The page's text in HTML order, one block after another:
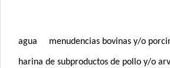
agua menudencias bovinas y/o
harina de subproductos de pollo y/o